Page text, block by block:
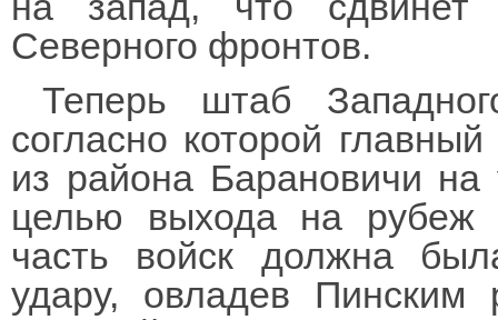
Северного фронтов.
Теперь штаб
согласно которой
из района Барановичи
целью выхода на рубеж
часть войск должна
удару, овладев